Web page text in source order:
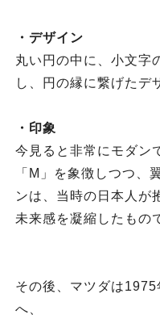
・デザイン
丸い円の中に、小文字
し、円の縁に繋げたデ
・印象
今見ると非常にモダン
「M」を象徴しつつ、
ンは、当時の日本人が
未来感を凝縮したもの
その後、マツダは
へ、